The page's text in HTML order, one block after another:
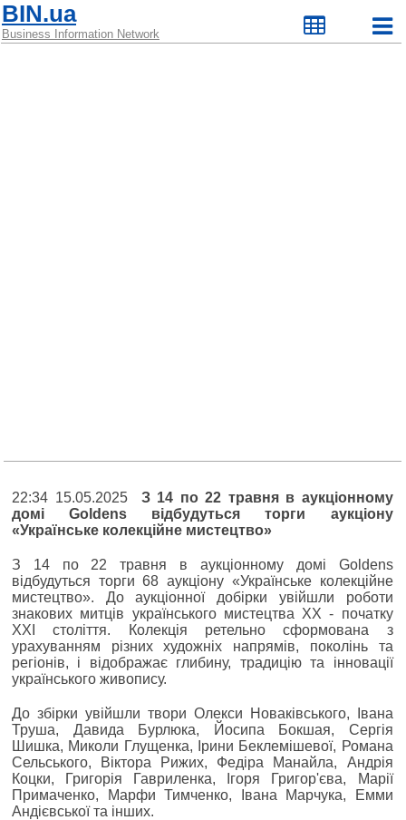
BIN.ua
Business Information Network
22:34 15.05.2025 З 14 по 22 травня в аукціонному
домі Goldens відбудуться торги аукціону
«Українське колекційне мистецтво»
З 14 по 22 травня в аукціонному домі Goldens
відбудуться торги 68 аукціону «Українське колекційне
мистецтво». До аукціонної добірки увійшли роботи
знакових митців українського мистецтва ХХ - початку
ХХІ століття. Колекція ретельно сформована з
урахуванням різних художніх напрямів, поколінь та
регіонів, і відображає глибину, традицію та інновації
українського живопису.
До збірки увійшли твори Олекси Новаківського, Івана
Труша, Давида Бурлюка, Йосипа Бокшая, Сергія
Шишка, Миколи Глущенка, Ірини Беклемішевої, Романа
Сельського, Віктора Рижих, Федіра Манайла, Андрія
Коцки, Григорія Гавриленка, Ігоря Григор'єва, Марії
Примаченко, Марфи Тимченко, Івана Марчука, Емми
Андієвської та інших.